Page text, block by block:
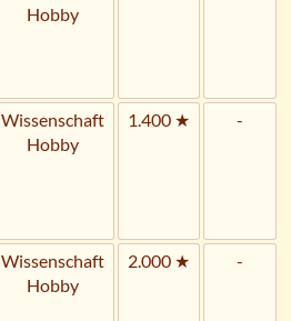
Hobby
Wissenschaft
Hobby
1.400 ★ -
Wissenschaft
Hobby
2.000 ★ -